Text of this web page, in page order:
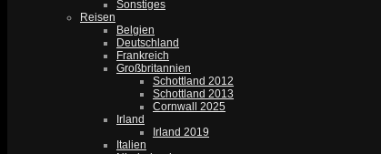
Sonstiges
Reisen
Belgien
Deutschland
Frankreich
Großbritannien
Schottland 2012
Schottland 2013
Cornwall 2025
Irland
Irland 2019
Italien